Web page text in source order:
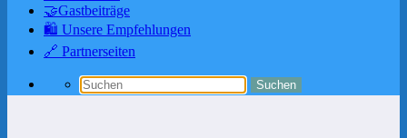
🤝Gastbeiträge
🛍️ Unsere Empfehlungen
🔗 Partnerseiten